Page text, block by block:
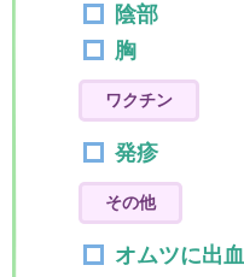
陰部
胸
ワクチン
発疹
その他
オムツに出血